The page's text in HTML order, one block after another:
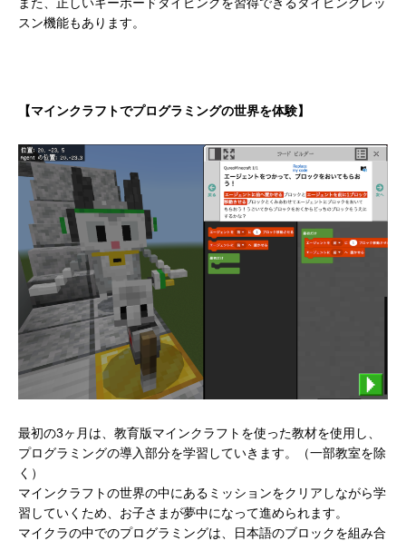
また、正しいキーボードタイピングを習得できるタイピングレッ
スン機能もあります。
【マインクラフトでプログラミングの世界を体験】
最初の3ヶ月は、教育版マインクラフトを使った教材を使用し、
プログラミングの導入部分を学習していきます。（一部教室を除
く）
マインクラフトの世界の中にあるミッションをクリアしながら学
習していくため、お子さまが夢中になって進められます。
マイクラの中でのプログラミングは、日本語のブロックを組み合